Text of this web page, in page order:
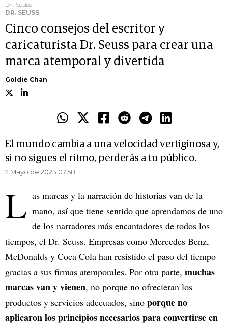
Dr. Seuss
DR. SEUSS
Cinco consejos del escritor y
caricaturista Dr. Seuss para crear una
marca atemporal y divertida
Goldie Chan
El mundo cambia a una velocidad vertiginosa y,
si no sigues el ritmo, perderás a tu público.
2 Mayo de 2023 07.58
L as marcas y la narración de historias van de la
mano, así que tiene sentido que aprendamos de uno
de los narradores más encantadores de todos los
tiempos, el Dr. Seuss. Empresas como Mercedes Benz,
McDonalds y Coca Cola han resistido el paso del tiempo
gracias a sus firmas atemporales. Por otra parte, muchas
marcas van y vienen, no porque no ofrecieran los
productos y servicios adecuados, sino porque no
aplicaron los principios necesarios para convertirse en